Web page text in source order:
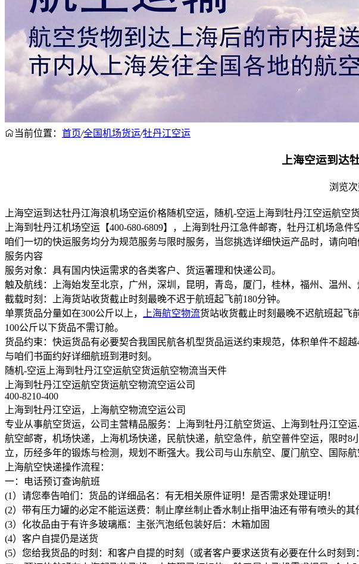
当前位置： 首页/全国机场货运/牡丹江空运
上海空运到达
浏览
上海空运到达牡丹江海浪机场空运价格随机空运，随机-空运上海到牡丹江空运航空
上海到牡丹江机场空运【400-680-6809】，上海到牡丹江急件邮寄，牡丹江机场急
咱们一切的快运服务均分为规范服务与限时服务，当您挑选详细快运产品时，请向
服务内容
服务对象：具有国内快运需求的各类客户、货运署理和快递公司。
触及航线：上海始发至北京，广州，深圳，昆明，青岛，厦门，桂林，福州、温州、
截载时刻：上海货站收货截止时刻最晚不迟于航班起飞前180分钟。
单票货品分量如在300公斤以上，
上海航空物流货站收货截止时刻最晚不迟航班起飞
100公斤以下货品不需订舱。
货品约束：快运货品有必要契合我国民航各机型货品运送约束规范，体积单件不超
与咱们书面约好详细航班到港时刻。
随机-空运上海到牡丹江空运航空货运航空物流当天件
上海到牡丹江空运航空货运航空物流空运公司
400-8210-400
上海到牡丹江空运，上海航空物流空运公司
专业从事航空货运，公司主营精品服务：上海到牡丹江航空货运、上海到牡丹江空运
航空邮寄，机场快递，上海机场快递，民航快递，航空急件，航空普件空运，限时
立，历经多年的锻炼与检测，规划不断强大。我公司与山东航空、厦门航空、国际
上海航空快递操作流程：
一：电话预订查询航班
(1）请您奉告咱们：货品的详细品名：有无相关原件证明！是否需求处理证明！
(2）带有压力罐的必定不能运送费：制止摩丝制止香水制止指甲油还有带有喷头的其
(3）化妆品由于有许多玻璃瓶：主张汽泡纸包装好后：木箱加固
(4）客户自提仍是送货
(5）您给我货品的时刻：和客户自提的时刻（或者客户要求送货有必要在什么时刻到